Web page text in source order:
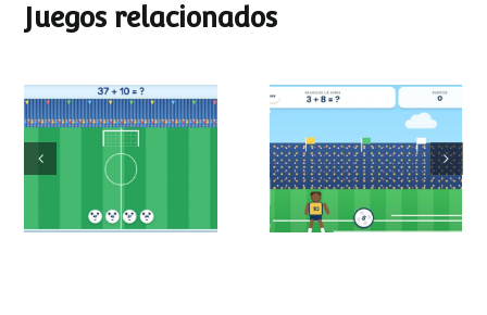
Juegos relacionados
Mundial de
operaciones
Partido de sumas